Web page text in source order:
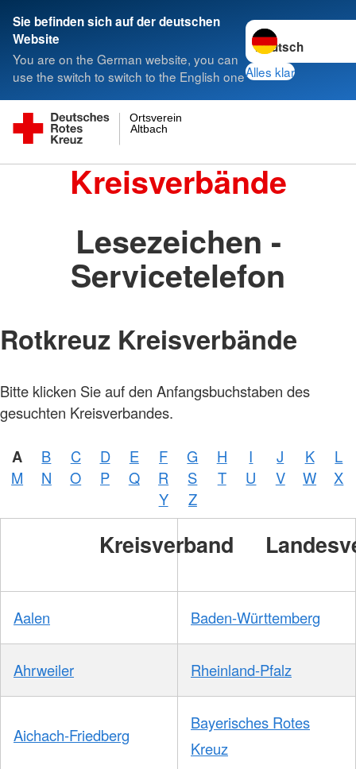
Sie befinden sich auf der deutschen
Website
You are on the German website, you can
use the switch to switch to the English one
Sprache wechseln
Alles klar
Altbach
Ortsverein
Kreisverbände
Lesezeichen -
Servicetelefon
Rotkreuz Kreisverbände
Bitte klicken Sie auf den Anfangsbuchstaben des
gesuchten Kreisverbandes.
A B C D E F G H I J K
L
M
N O P Q R S T U V W
X
Y
Z
Kreisverband
Aalen Baden-Württemberg
Ahrweiler Rheinland-Pfalz
Aichach-Friedberg
Bayerisches Rotes
Kreuz